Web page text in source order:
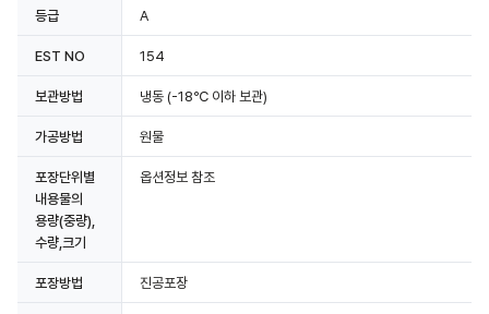
등급 A
EST NO 154
보관방법 냉동 (-18℃ 이하 보관)
가공방법 원물
포장단위별
내용물의
용량(중량),
수량,크기
옵션정보 참조
포장방법 진공포장